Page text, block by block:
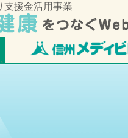
支援金活用事業